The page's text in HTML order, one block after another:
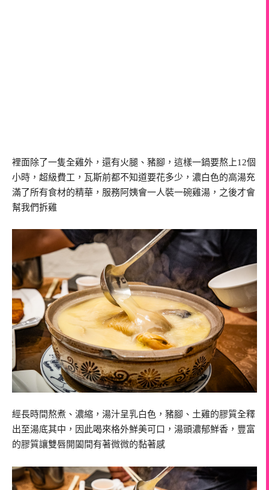
裡面除了一隻全雞外，還有火腿、豬腳，這樣一鍋要熬上12個
小時，超級費工，瓦斯前都不知道要花多少，濃白色的高湯充
滿了所有食材的精華，服務阿姨會一人裝一碗雞湯，之後才會
幫我們拆雞
經長時間熬煮、濃縮，湯汁呈乳白色，豬腳、土雞的膠質全釋
出至湯底其中，因此喝來格外鮮美可口，湯頭濃郁鮮香，豐富
的膠質讓雙唇開闔間有著微微的黏著感